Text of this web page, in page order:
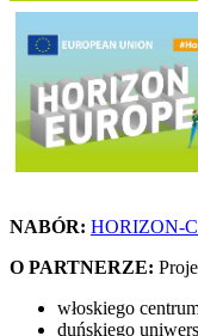
NABÓR: HORIZON-
O PARTNERZE:
włoskiego
duńskiego